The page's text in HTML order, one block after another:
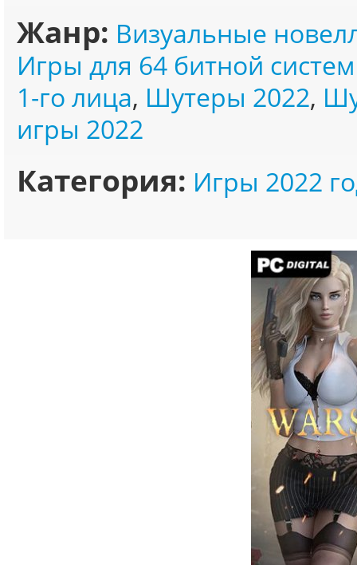
Жанр: Визуальные
Игры для 64 битной
1-го лица, Шутеры 2022,
игры 2022
Категория: Игры 2022